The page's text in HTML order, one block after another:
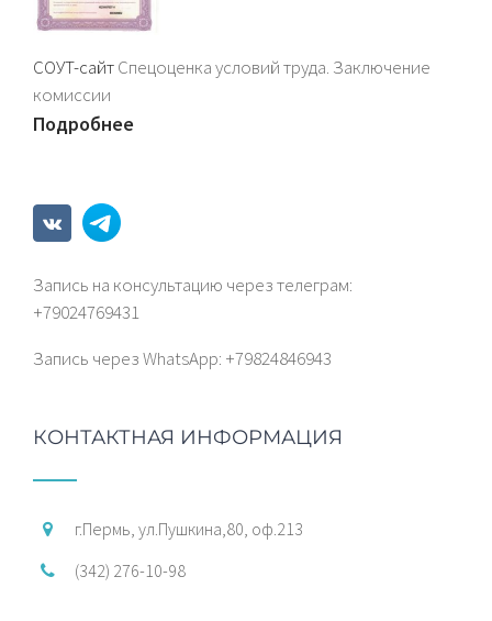
СОУТ-сайтСпецоценка условий труда. Заключение
комиссии
Подробнее
Запись на консультацию через телеграм:
+79024769431
Запись через WhatsАрp: +79824846943
КОНТАКТНАЯ ИНФОРМАЦИЯ
г.Пермь, ул.Пушкина,80, оф.213
(342) 276-10-98